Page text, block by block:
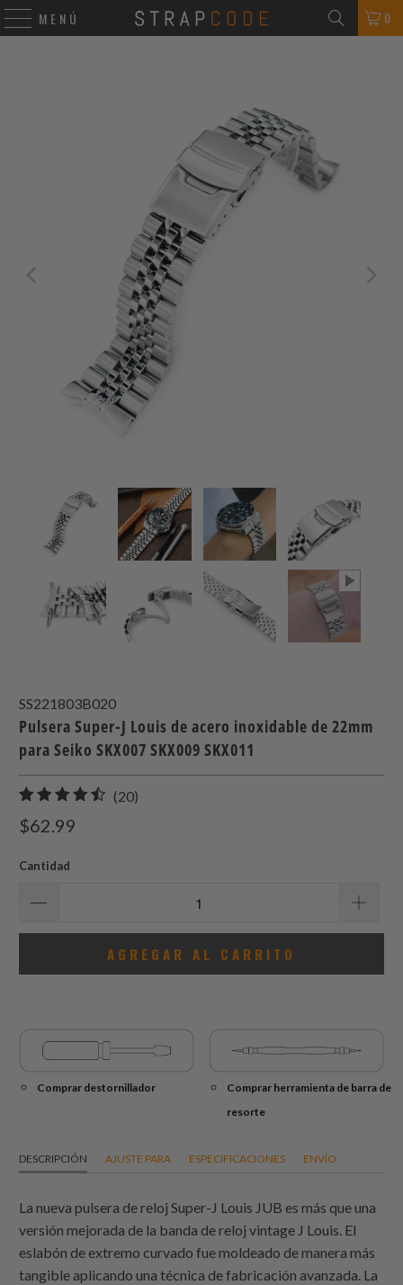
MENÚ 0
SS221803B020
Pulsera Super-J Louis de acero inoxidable de 22mm
para Seiko SKX007 SKX009 SKX011
(20)
$62.99
Cantidad
AGREGAR AL CARRITO
Comprar destornillador
Comprar herramienta de barra de
resorte
DESCRIPCIÓN AJUSTE PARA ESPECIFICACIONES ENVÍO
La nueva pulsera de reloj Super-J Louis JUB es más que una
versión mejorada de la banda de reloj vintage J Louis. El
eslabón de extremo curvado fue moldeado de manera más
tangible aplicando una técnica de fabricación avanzada. La